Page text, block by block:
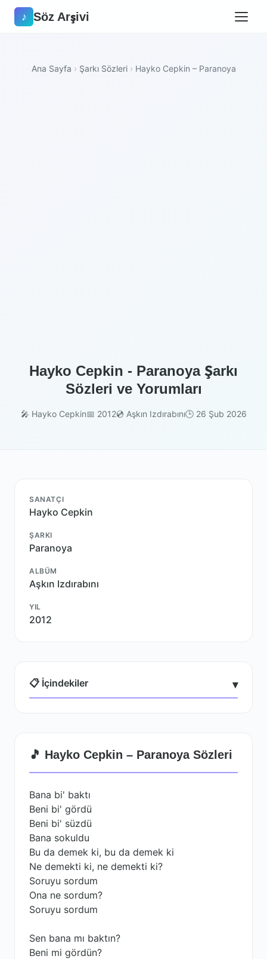
♪ Söz Arşivi
Ana Sayfa › Şarkı Sözleri › Hayko Cepkin – Paranoya
Hayko Cepkin - Paranoya Şarkı
Sözleri ve Yorumları
🎤 Hayko Cepkin📅 2012💿 Aşkın Izdırabını🕒 26 Şub 2026
SANATÇI
Hayko Cepkin
ŞARKI
Paranoya
ALBÜM
Aşkın Izdırabını
YIL
2012
📋 İçindekiler ▾
🎵 Hayko Cepkin – Paranoya Sözleri
Bana bi' baktı
Beni bi' gördü
Beni bi' süzdü
Bana sokuldu
Bu da demek ki, bu da demek ki
Ne demekti ki, ne demekti ki?
Soruyu sordum
Ona ne sordum?
Soruyu sordum
Sen bana mı baktın?
Beni mi gördün?